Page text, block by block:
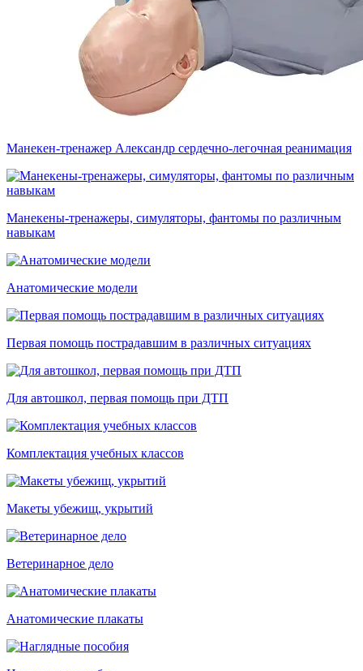
Манекен-тренажер Александр сердечно-легочная реанимация
Манекены-тренажеры, симуляторы, фантомы по различным
навыкам
Анатомические модели
Первая помощь пострадавшим в различных ситуациях
Для автошкол, первая помощь при ДТП
Комплектация учебных классов
Макеты убежищ, укрытий
Ветеринарное дело
Анатомические плакаты